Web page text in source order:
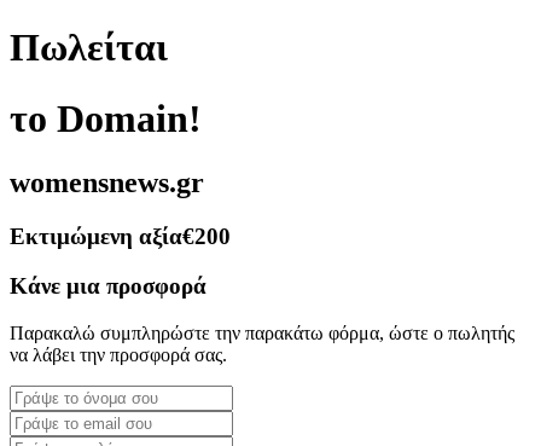
Πωλείται
το Domain!
womensnews.gr
Εκτιμώμενη αξία€200
Κάνε μια προσφορά
Παρακαλώ συμπληρώστε την παρακάτω φόρμα, ώστε ο πωλητής
να λάβει την προσφορά σας.